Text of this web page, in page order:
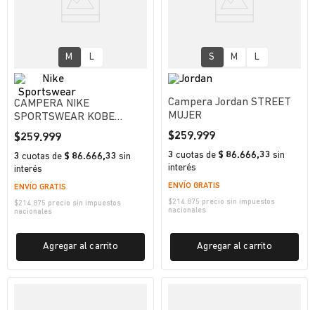
M L
CAMPERA NIKE
SPORTSWEAR KOBE
HOMBRE
$259.999
3 cuotas de $ 86.666,33 sin
interés
ENVÍO GRATIS
$214.875 precio sin impuestos
nacionales
Agregar al carrito
S M L
Campera Jordan STREET
MUJER
$259.999
3 cuotas de $ 86.666,33 sin
interés
ENVÍO GRATIS
$214.875 precio sin impuestos
nacionales
Agregar al carrito